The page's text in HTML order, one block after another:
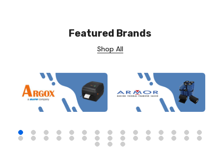
Featured Brands
Shop All